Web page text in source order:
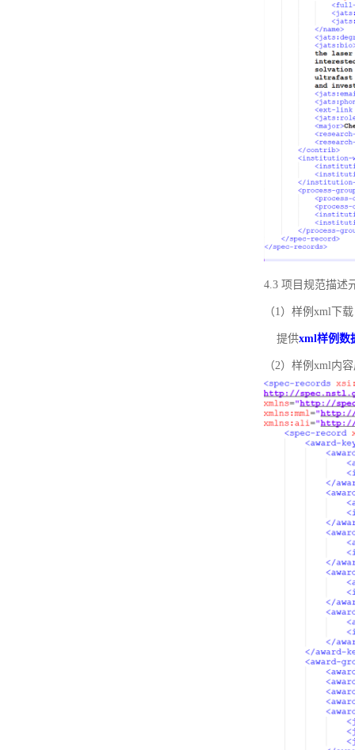
4.3 项目规范描述
（1）样例xml下载
提供xml样例数
（2）样例xml内